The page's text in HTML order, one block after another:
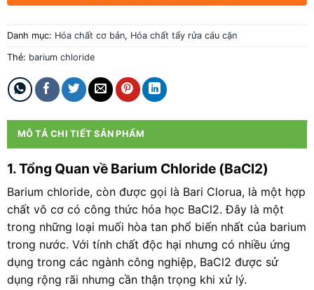
Danh mục: Hóa chất cơ bản, Hóa chất tẩy rửa cáu cặn
Thẻ: barium chloride
MÔ TẢ CHI TIẾT SẢN PHẨM
1. Tổng Quan về Barium Chloride (BaCl2)
Barium chloride, còn được gọi là Bari Clorua, là một hợp
chất vô cơ có công thức hóa học BaCl2. Đây là một
trong những loại muối hòa tan phổ biến nhất của barium
trong nước. Với tính chất độc hại nhưng có nhiều ứng
dụng trong các ngành công nghiệp, BaCl2 được sử
dụng rộng rãi nhưng cần thận trọng khi xử lý.